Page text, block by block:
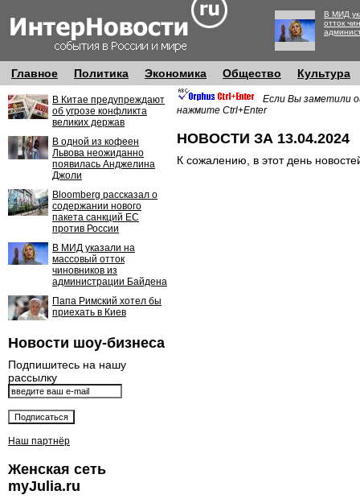
В МИД
отток
Главное Политика Экономика Общество Культура
В Китае предупреждают
об угрозе конфликта
великих держав
В одной из кофеен
Львова неожиданно
появилась Анджелина
Джоли
Bloomberg рассказал о
содержании нового
пакета санкций ЕС
против России
В МИД указали на
массовый отток
чиновников из
администрации Байдена
Папа Римский хотел бы
приехать в Киев
Новости шоу-бизнеса
Подпишитесь на нашу
рассылку
Наш партнёр
Женская сеть
myJulia.ru
Если Вы заметили
нажмите Ctrl+Enter
НОВОСТИ ЗА 13.04.2024
К сожалению, в этот день